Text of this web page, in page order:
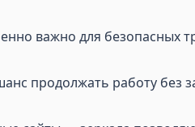
важно для безопасных
продолжать работу без